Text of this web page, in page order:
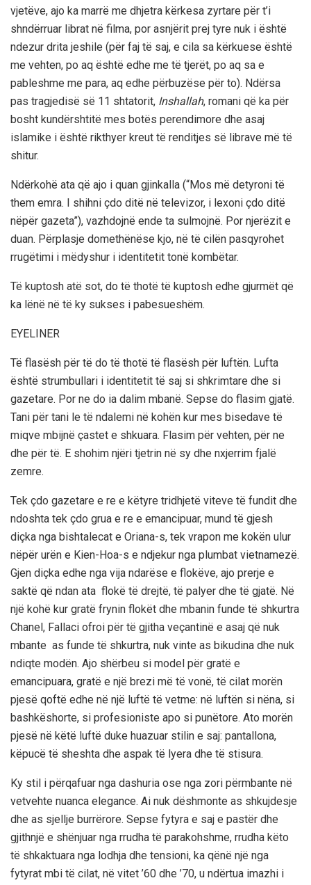
vjetëve, ajo ka marrë me dhjetra kërkesa zyrtare për t’i
shndërruar librat në filma, por asnjërit prej tyre nuk i është
ndezur drita jeshile (për faj të saj, e cila sa kërkuese është
me vehten, po aq është edhe me të tjerët, po aq sa e
pableshme me para, aq edhe përbuzëse për to). Ndërsa
pas tragjedisë së 11 shtatorit, Inshallah, romani që ka për
bosht kundërshtitë mes botës perendimore dhe asaj
islamike i është rikthyer kreut të renditjes së librave më të
shitur.
Ndërkohë ata që ajo i quan gjinkalla (“Mos më detyroni të
them emra. I shihni çdo ditë në televizor, i lexoni çdo ditë
nëpër gazeta”), vazhdojnë ende ta sulmojnë. Por njerëzit e
duan. Përplasje domethënëse kjo, në të cilën pasqyrohet
rrugëtimi i mëdyshur i identitetit tonë kombëtar.
Të kuptosh atë sot, do të thotë të kuptosh edhe gjurmët që
ka lënë në të ky sukses i pabesueshëm.
EYELINER
Të flasësh për të do të thotë të flasësh për luftën. Lufta
është strumbullari i identitetit të saj si shkrimtare dhe si
gazetare. Por ne do ia dalim mbanë. Sepse do flasim gjatë.
Tani për tani le të ndalemi në kohën kur mes bisedave të
miqve mbijnë çastet e shkuara. Flasim për vehten, për ne
dhe për të. E shohim njëri tjetrin në sy dhe nxjerrim fjalë
zemre.
Tek çdo gazetare e re e këtyre tridhjetë viteve të fundit dhe
ndoshta tek çdo grua e re e emancipuar, mund të gjesh
diçka nga bishtalecat e Oriana-s, tek vrapon me kokën ulur
nëpër urën e Kien-Hoa-s e ndjekur nga plumbat vietnamezë.
Gjen diçka edhe nga vija ndarëse e flokëve, ajo prerje e
saktë që ndan ata flokë të drejtë, të palyer dhe të gjatë. Në
një kohë kur gratë frynin flokët dhe mbanin funde të shkurtra
Chanel, Fallaci ofroi për të gjitha veçantinë e asaj që nuk
mbante as funde të shkurtra, nuk vinte as bikudina dhe nuk
ndiqte modën. Ajo shërbeu si model për gratë e
emancipuara, gratë e një brezi më të vonë, të cilat morën
pjesë qoftë edhe në një luftë të vetme: në luftën si nëna, si
bashkëshorte, si profesioniste apo si punëtore. Ato morën
pjesë në këtë luftë duke huazuar stilin e saj: pantallona,
këpucë të sheshta dhe aspak të lyera dhe të stisura.
Ky stil i përqafuar nga dashuria ose nga zori përmbante në
vetvehte nuanca elegance. Ai nuk dëshmonte as shkujdesje
dhe as sjellje burrërore. Sepse fytyra e saj e pastër dhe
gjithnjë e shënjuar nga rrudha të parakohshme, rrudha këto
të shkaktuara nga lodhja dhe tensioni, ka qënë një nga
fytyrat mbi të cilat, në vitet ’60 dhe ’70, u ndërtua imazhi i